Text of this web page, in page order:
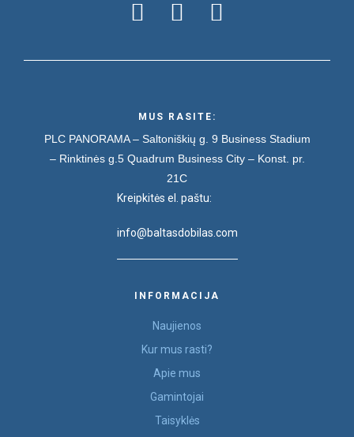
MUS RASITE:
PLC PANORAMA – Saltoniškių g. 9 Business Stadium
– Rinktinės g.5 Quadrum Business City – Konst. pr.
21C
Kreipkitės el. paštu:
info@baltasdobilas.com
INFORMACIJA
Naujienos
Kur mus rasti?
Apie mus
Gamintojai
Taisyklės